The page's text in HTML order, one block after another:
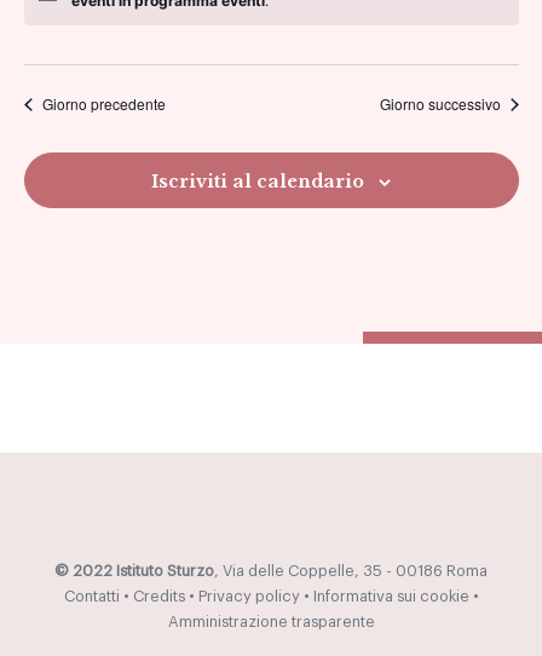
viste
Giorno precedente Giorno successivo
Iscriviti al calendario
© 2022 Istituto Sturzo, Via delle Coppelle, 35 - 00186 Roma
Contatti • Credits• Privacy policy• Informativa sui cookie •
Amministrazione trasparente